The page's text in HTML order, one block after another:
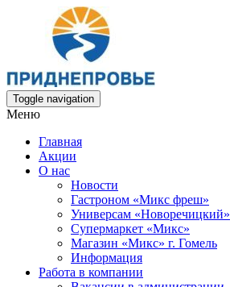
Toggle navigation
Меню
Главная
Акции
О нас
Новости
Гастроном «Микс фреш»
Универсам «Новоречицкий»
Супермаркет «Микс»
Магазин «Микс» г. Гомель
Информация
Работа в компании